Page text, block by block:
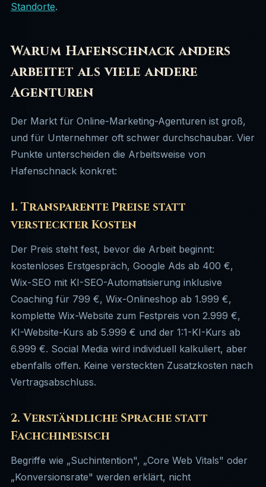
Standorte.
Warum Hafenschnack anders
arbeitet als viele andere
Agenturen
Der Markt für Online-Marketing-Agenturen ist groß,
und für Unternehmer oft schwer durchschaubar. Vier
Punkte unterscheiden die Arbeitsweise von
Hafenschnack konkret:
1. Transparente Preise statt
versteckter Kosten
Der Preis steht fest, bevor die Arbeit beginnt:
kostenloses Erstgespräch, Google Ads ab 400 €,
Wix-SEO mit KI-SEO-Automatisierung inklusive
Coaching für 799 €, Wix-Onlineshop ab 1.999 €,
komplette Wix-Website zum Festpreis von 2.999 €,
KI-Website-Kurs ab 5.999 € und der 1:1-KI-Kurs ab
6.999 €. Social Media wird individuell kalkuliert, aber
ebenfalls offen. Keine versteckten Zusatzkosten nach
Vertragsabschluss.
2. Verständliche Sprache statt
Fachchinesisch
Begriffe wie „Suchintention", „Core Web Vitals" oder
„Konversionsrate" werden erklärt, nicht